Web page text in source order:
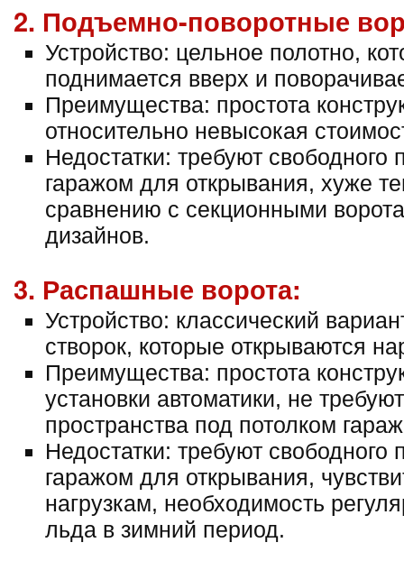
2. Подъемно-поворотные
Устройство: цельное полотно,
поднимается вверх и
Преимущества: простота
относительно невысокая
Недостатки: требуют свободного
гаражом для открывания, хуже
сравнению с секционными
дизайнов.
3. Распашные ворота:
Устройство: классический
створок, которые открываются
Преимущества: простота
установки автоматики, не
пространства под потолком
Недостатки: требуют свободного
гаражом для открывания,
нагрузкам, необходимость
льда в зимний период.